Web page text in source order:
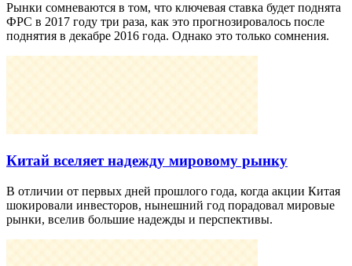
Рынки сомневаются в том, что ключевая ставка будет поднята
ФРС в 2017 году три раза, как это прогнозировалось после
поднятия в декабре 2016 года. Однако это только сомнения.
Китай вселяет надежду мировому рынку
В отличии от первых дней прошлого года, когда акции Китая
шокировали инвесторов, нынешний год порадовал мировые
рынки, вселив большие надежды и перспективы.